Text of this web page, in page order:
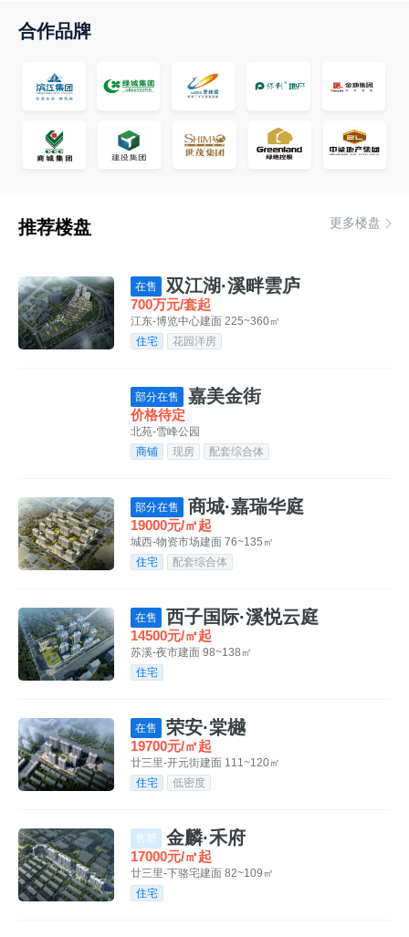
合作品牌
推荐楼盘 更多楼盘
在售 双江湖·溪畔雲庐
700万元/套起
江东-博览中心建面 225~360㎡
住宅
花园洋房
部分在售 嘉美金街
价格待定
北苑-雪峰公园
商铺
现房 配套综合体
部分在售 商城·嘉瑞华庭
19000元/㎡起
城西-物资市场建面 76~135㎡
住宅
配套综合体
在售 西子国际·溪悦云庭
14500元/㎡起
苏溪-夜市建面 98~138㎡
住宅
在售 荣安·棠樾
19700元/㎡起
廿三里-开元街建面 111~120㎡
住宅
低密度
售罄 金麟·禾府
17000元/㎡起
廿三里-下骆宅建面 82~109㎡
住宅